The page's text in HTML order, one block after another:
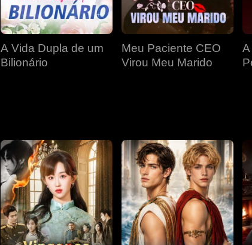
A Vida Dupla de um
Bilionário
Meu Paciente CEO
Virou Meu Marido